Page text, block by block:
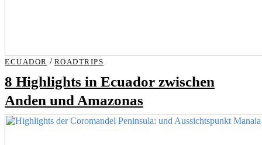
ECUADOR / ROADTRIPS
8 Highlights in Ecuador zwischen
Anden und Amazonas